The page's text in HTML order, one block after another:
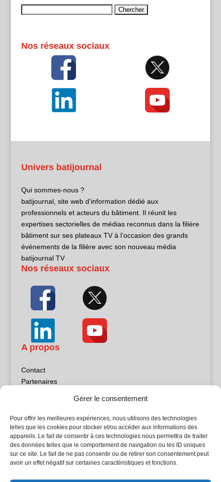
Gérer le consentement
Pour offrir les meilleures expériences, nous utilisons des technologies
telles que les cookies pour stocker et/ou accéder aux informations des
appareils. Le fait de consentir à ces technologies nous permettra de traiter
des données telles que le comportement de navigation ou les ID uniques
sur ce site. Le fait de ne pas consentir ou de retirer son consentement peut
avoir un effet négatif sur certaines caractéristiques et fonctions.
Nos réseaux sociaux
Univers batijournal
Qui sommes-nous ?
batijournal, site web d’information dédié aux
professionnels et acteurs du bâtiment. Il réunit les
expertises sectorielles de médias reconnus dans la filière
bâtiment sur ses plateaux TV à l’occasion des grands
événements de la filière avec son nouveau média
batijournal TV
Nos réseaux sociaux
A propos
Contact
Partenaires
Politique de confidentialité
Sites partenaires
5Façades
Atrium Patrimoine